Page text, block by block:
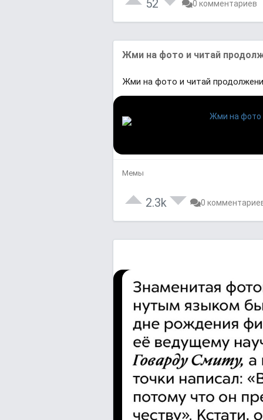
52 0 комментариев
Жми на фото и читай
Жми на фото и читай
Мемы
2.3k 0